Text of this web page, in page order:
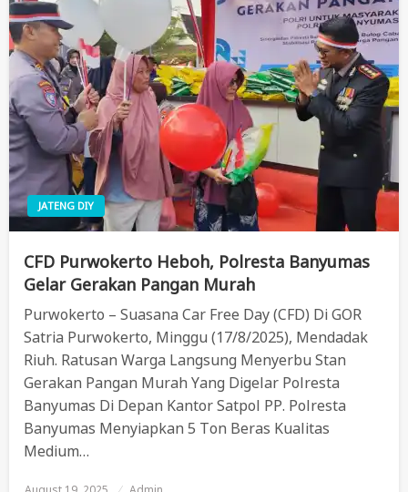
JATENG DIY
CFD Purwokerto Heboh, Polresta Banyumas
Gelar Gerakan Pangan Murah
Purwokerto – Suasana Car Free Day (CFD) Di GOR
Satria Purwokerto, Minggu (17/8/2025), Mendadak
Riuh. Ratusan Warga Langsung Menyerbu Stan
Gerakan Pangan Murah Yang Digelar Polresta
Banyumas Di Depan Kantor Satpol PP. Polresta
Banyumas Menyiapkan 5 Ton Beras Kualitas
Medium…
Posted